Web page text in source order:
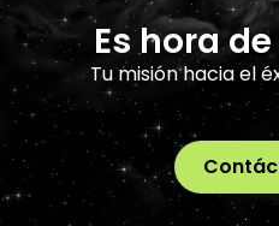
Es hora
Tu misión hacia el